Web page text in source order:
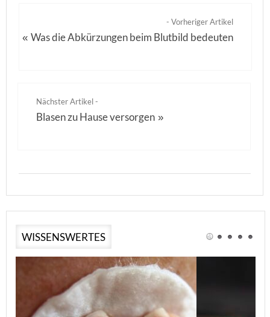
- Vorheriger Artikel
«Was die Abkürzungen beim Blutbild bedeuten
Nächster Artikel -
Blasen zu Hause versorgen »
WISSENSWERTES